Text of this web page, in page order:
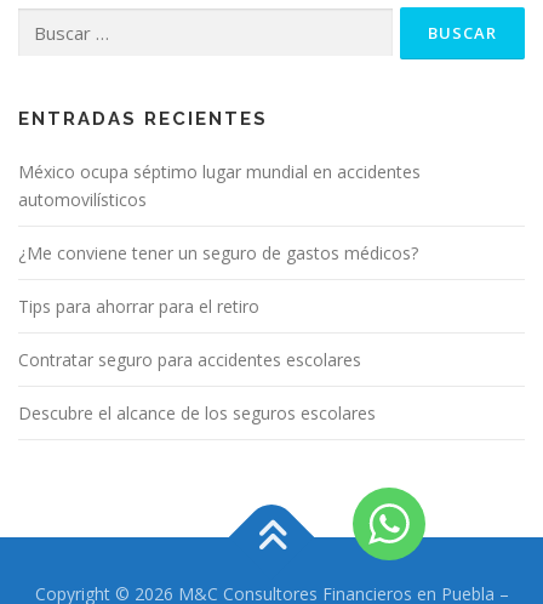
ENTRADAS RECIENTES
México ocupa séptimo lugar mundial en accidentes
automovilísticos
¿Me conviene tener un seguro de gastos médicos?
Tips para ahorrar para el retiro
Contratar seguro para accidentes escolares
Descubre el alcance de los seguros escolares
Copyright © 2026 M&C Consultores Financieros en Puebla –